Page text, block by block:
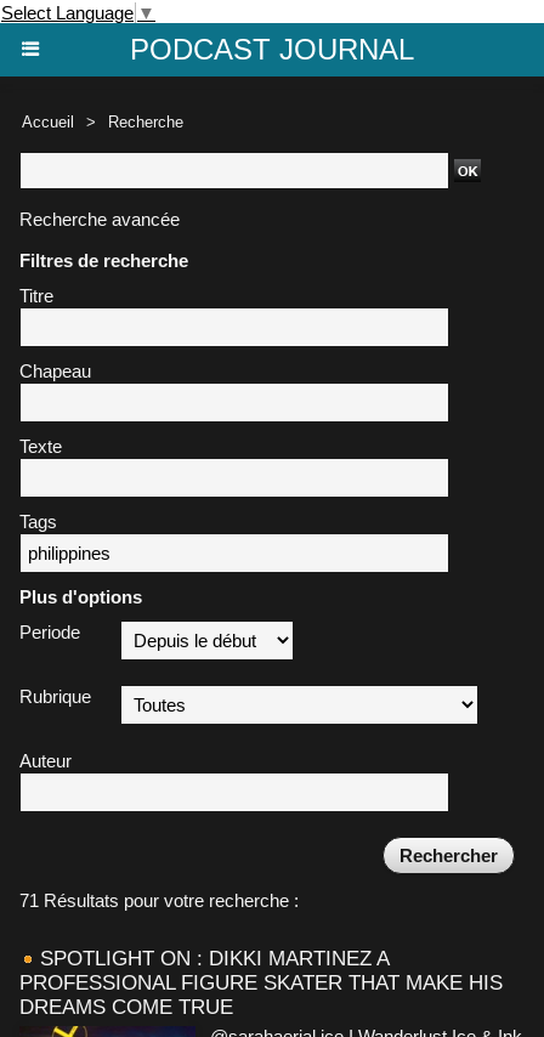
Select Language ▼
PODCAST JOURNAL
Accueil > Recherche
Recherche avancée
Filtres de recherche
Titre
Chapeau
Texte
Tags
Plus d'options
Periode
Rubrique
Auteur
71 Résultats pour votre recherche :
SPOTLIGHT ON : DIKKI MARTINEZ A
PROFESSIONAL FIGURE SKATER THAT MAKE HIS
DREAMS COME TRUE